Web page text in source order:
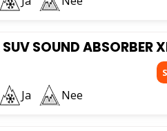
SOUND ABSORBER
Ja Nee